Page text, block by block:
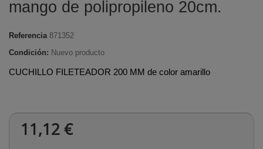
mango de polipropileno 20cm.
Referencia 871352
Condición: Nuevo producto
CUCHILLO FILETEADOR 200 MM de color amarillo
11,12 €